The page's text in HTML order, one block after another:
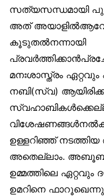
സത്യസന്ധമായി
അത്
കൂടുതല്‍നന്നായി
മനഃശാസ്ത്രം
നബി(സ്വ)
ഉള്ളറിഞ്ഞ്
അതെല്ലാം.
ഉമ്മത്തിലെ ഏറ്റവും
ഉമറിനെ